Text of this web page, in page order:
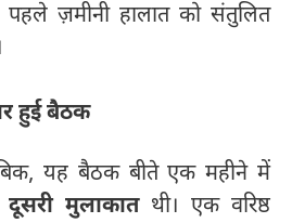
ज़मीनी हालात को संतुलित
हुई बैठक
यह बैठक बीते एक महीने में
दूसरी मुलाकातथी। एक वरिष्ठ